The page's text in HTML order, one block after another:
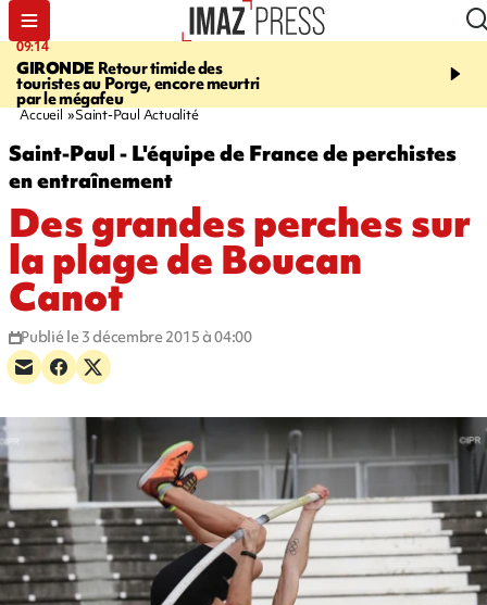
09:14
GIRONDE Retour timide des
touristes au Porge, encore meurtri
par le mégafeu
13:09
Des
font cinq morts en
Accueil Saint-Paul Actualité
Saint-Paul - L'équipe de France de perchistes
en entraînement
Des grandes perches sur
la plage de Boucan
Canot
Publié le 3 décembre 2015 à 04:00